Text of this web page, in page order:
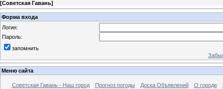
[Советская Гавань]
Форма входа
Логин:
Пароль:
запомнить
Меню сайта
Советская Гавань - Наш город Прогноз погоды Доска Объявлений О городе